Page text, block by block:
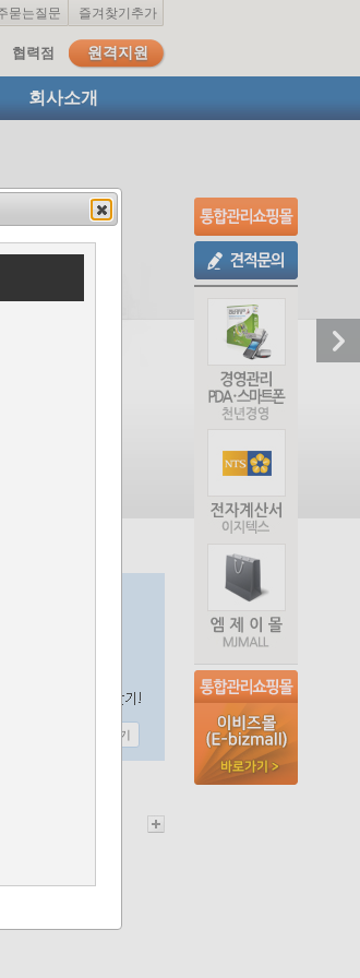
묻는질문 즐겨찾기추가
협력점 원격지원
회사소개
자세히보기